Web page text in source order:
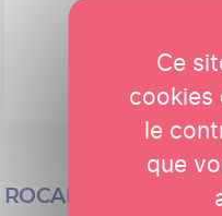
Ce
cookies
le
que
ROCAMAT